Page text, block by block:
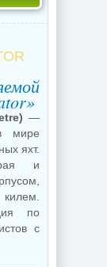
—
мире
яхт.
и
по
с